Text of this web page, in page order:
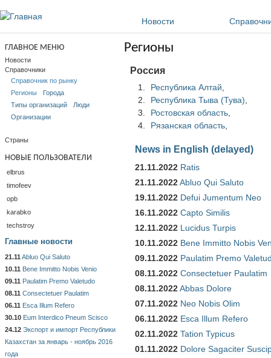
Новости
Регионы
Россия
Республика Алтай
Республика Тыва (Тува)
Ростовская область
Рязанская область
News in English (delayed)
21.11.2022 Ratis
21.11.2022Abluo Qui Saluto
19.11.2022 Defui Jumentum Neo
16.11.2022 Capto Similis
12.11.2022 Lucidus Turpis
10.11.2022 Bene Immitto Nobis
09.11.2022 Paulatim Premo
08.11.2022 Consectetuer Paulatim
08.11.2022Abbas Dolore
07.11.2022 Neo Nobis Olim
06.11.2022 Esca Illum Refero
02.11.2022 Tation Typicus
01.11.2022 Dolore Sagaciter
ГЛАВНОЕ МЕНЮ
Новости
Справочники
Справочник по рынку
Регионы
Города
Типы организаций
Люди
Организации
Страны
НОВЫЕ ПОЛЬЗОВАТЕЛИ
elbrus
timofeev
opb
karabko
techstroy
Главные новости
21.11 Abluo Qui Saluto
10.11 Bene Immitto Nobis Venio
09.11 Paulatim Premo Valetudo
08.11 Consectetuer Paulatim
06.11 Esca Illum Refero
30.10 Eum Interdico Pneum Scisco
24.12 Экспорт и импорт Республики
Казахстан за январь - ноябрь 2016
года